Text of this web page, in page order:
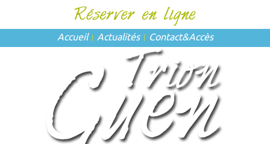
Accueil Actualités Contact&Accès